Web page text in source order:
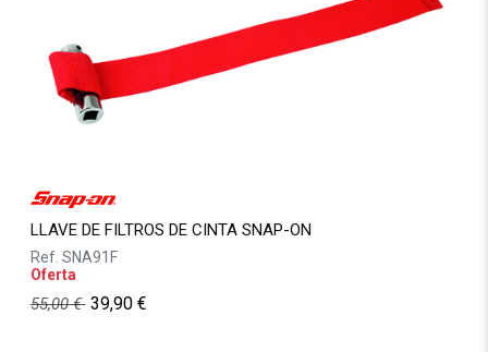
LLAVE DE FILTROS DE CINTA SNAP-ON
Ref. SNA91F
Oferta
55,00€ 39,90€